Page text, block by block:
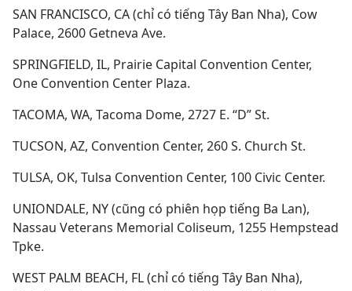
SAN FRANCISCO, CA (chỉ có tiếng Tây Ban Nha), Cow
Palace, 2600 Getneva Ave.
SPRINGFIELD, IL, Prairie Capital Convention Center,
One Convention Center Plaza.
TACOMA, WA, Tacoma Dome, 2727 E. “D” St.
TUCSON, AZ, Convention Center, 260 S. Church St.
TULSA, OK, Tulsa Convention Center, 100 Civic Center.
UNIONDALE, NY (cũng có phiên họp tiếng Ba Lan),
Nassau Veterans Memorial Coliseum, 1255 Hempstead
Tpke.
WEST PALM BEACH, FL (chỉ có tiếng Tây Ban Nha),